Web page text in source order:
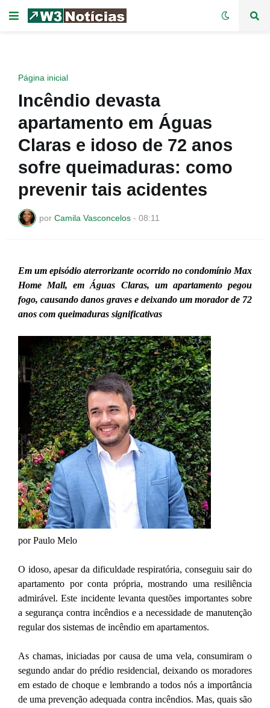
Página inicial
Incêndio devasta
apartamento em Águas
Claras e idoso de 72 anos
sofre queimaduras: como
prevenir tais acidentes
por Camila Vasconcelos - 08:11
Em um episódio aterrorizante ocorrido no condomínio Max
Home Mall, em Águas Claras, um apartamento pegou
fogo, causando danos graves e deixando um morador de 72
anos com queimaduras significativas
por Paulo Melo
O idoso, apesar da dificuldade respiratória, conseguiu sair do
apartamento por conta própria, mostrando uma resiliência
admirável. Este incidente levanta questões importantes sobre
a segurança contra incêndios e a necessidade de manutenção
regular dos sistemas de incêndio em apartamentos.
As chamas, iniciadas por causa de uma vela, consumiram o
segundo andar do prédio residencial, deixando os moradores
em estado de choque e lembrando a todos nós a importância
de uma prevenção adequada contra incêndios. Mas, quais são